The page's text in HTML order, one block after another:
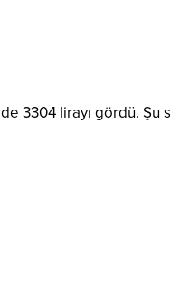
3304 lirayı gördü. Şu